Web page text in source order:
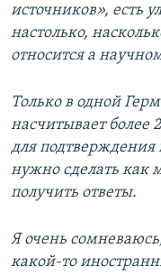
источников», есть
настолько,
относится а
Только в одной
насчитывает более
для подтверждения
нужно сделать как
получить ответы.
Я очень
какой-то